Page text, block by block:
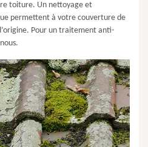
toiture. Un nettoyage et
permettent à votre couverture de
Pour un traitement anti-